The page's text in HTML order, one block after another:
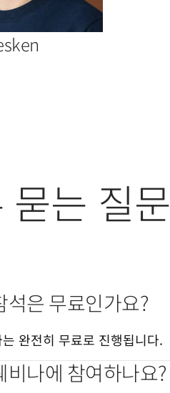
묻는 질문
석은 무료인가요?
완전히 무료로 진행됩니다.
비나에 참여하나요?